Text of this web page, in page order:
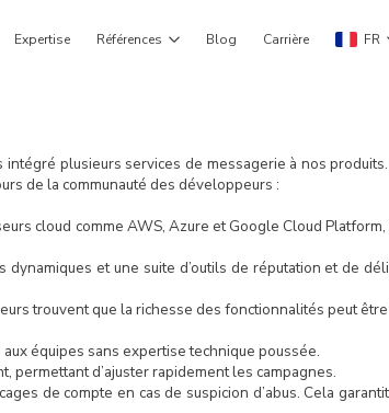
Expertise Références Blog Carrière FR
plusieurs services de messagerie à nos produits.
de la communauté des développeurs :
cloud comme AWS, Azure et Google Cloud
et une suite d’outils de réputation et de
trouvent que la richesse des fonctionnalités peut
équipes sans expertise technique poussée.
permettant d’ajuster rapidement les campagnes.
de compte en cas de suspicion d’abus. Cela